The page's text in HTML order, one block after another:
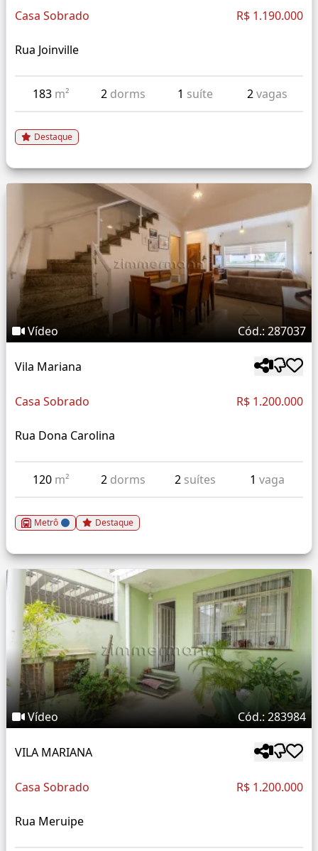
Casa Sobrado R$ 1.190.000
Rua Joinville
183 m² 2 dorms 1 suíte 2vagas
Destaque
Vídeo Cód.: 287037
Vila Mariana
Casa Sobrado R$ 1.200.000
Rua Dona Carolina
120 m² 2 dorms 2 suítes 1 vaga
Metrô Destaque
Vídeo Cód.: 283984
VILA MARIANA
Casa Sobrado R$ 1.200.000
Rua Meruipe